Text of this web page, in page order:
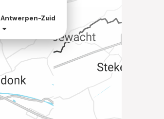
Antwerpen-Zuid